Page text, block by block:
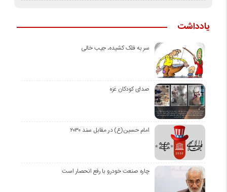
یادداشت
سر به فلک کشیده، جیب خالی
صدای کودکان غزه
امام حسین(ع) در مقابل سند ۲۰۳۰
چاره صنعت خودرو با رفع انحصار است